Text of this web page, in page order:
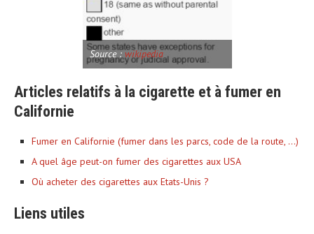
Source :wikipedia
Articles relatifs à la cigarette et à fumer en
Californie
Fumer en Californie (fumer dans les parcs, code de la route, …)
A quel âge peut-on fumer des cigarettes aux USA
Où acheter des cigarettes aux Etats-Unis ?
Liens utiles